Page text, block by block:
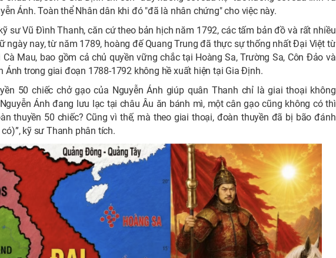
Ánh. Toàn thể Nhân dân khi đó "đã là nhân chứng" cho việc này.
sư Vũ Đình Thanh, căn cứ theo bản hịch năm 1792, các tấm bản đồ và rất nhiều
ngày nay, từ năm 1789, hoàng đế Quang Trung đã thực sự thống nhất Đại Việt từ
Mau, bao gồm cả chủ quyền vững chắc tại Hoàng Sa, Trường Sa, Côn Đảo và
Ánh trong giai đoạn 1788-1792 không hề xuất hiện tại Gia Định.
50 chiếc chở gạo của Nguyễn Ánh giúp quân Thanh chỉ là giai thoại không
Ánh đang lưu lạc tại châu Âu ăn bánh mì, một cân gạo cũng không có thì
thuyền 50 chiếc? Cũng vì thế, mà theo giai thoại, đoàn thuyền đã bị bão đánh
kỹ sư Thanh phân tích.